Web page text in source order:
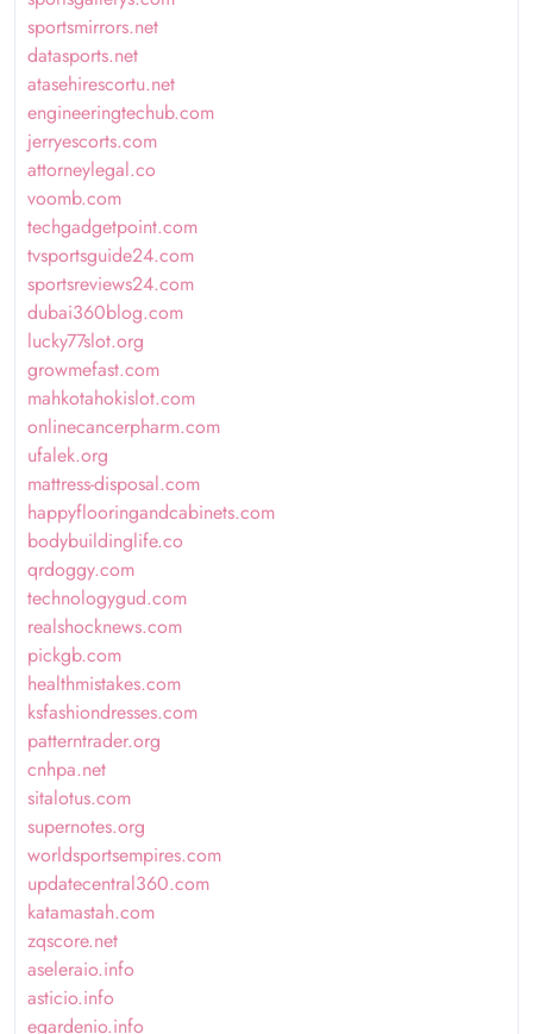
sportsmirrors.net
datasports.net
atasehirescortu.net
engineeringtechub.com
jerryescorts.com
attorneylegal.co
voomb.com
techgadgetpoint.com
tvsportsguide24.com
sportsreviews24.com
dubai360blog.com
lucky77slot.org
growmefast.com
mahkotahokislot.com
onlinecancerpharm.com
ufalek.org
mattress-disposal.com
happyflooringandcabinets.com
bodybuildinglife.co
qrdoggy.com
technologygud.com
realshocknews.com
pickgb.com
healthmistakes.com
ksfashiondresses.com
patterntrader.org
cnhpa.net
sitalotus.com
supernotes.org
worldsportsempires.com
updatecentral360.com
katamastah.com
zqscore.net
aseleraio.info
asticio.info
egardenio.info